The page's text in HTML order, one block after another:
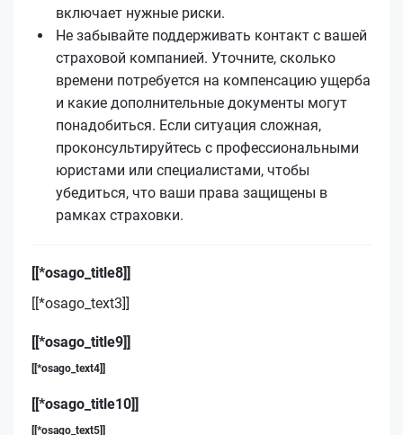
включает нужные риски.
Не забывайте поддерживать контакт с вашей
страховой компанией. Уточните, сколько
времени потребуется на компенсацию ущерба
и какие дополнительные документы могут
понадобиться. Если ситуация сложная,
проконсультируйтесь с профессиональными
юристами или специалистами, чтобы
убедиться, что ваши права защищены в
рамках страховки.
[[*osago_title8]]
[[*osago_text3]]
[[*osago_title9]]
[[*osago_text4]]
[[*osago_title10]]
[[*osago_text5]]